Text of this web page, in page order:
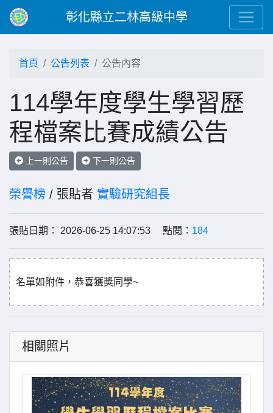
彰化縣立二林高級中學
首頁 公告列表 公告內容
114學年度學生學習歷
程檔案比賽成績公告
上一則公告 下一則公告
榮譽榜 / 張貼者 實驗研究組長
張貼日期： 2026-06-25 14:07:53 點閱： 184
名單如附件，恭喜獲獎同學~
相關照片